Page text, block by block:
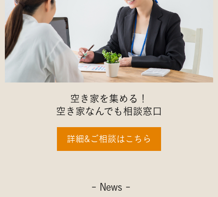
空き家を集める！
空き家なんでも相談窓口
詳細&ご相談はこちら
- News -